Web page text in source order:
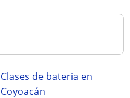
Clases de bateria en
Coyoacán